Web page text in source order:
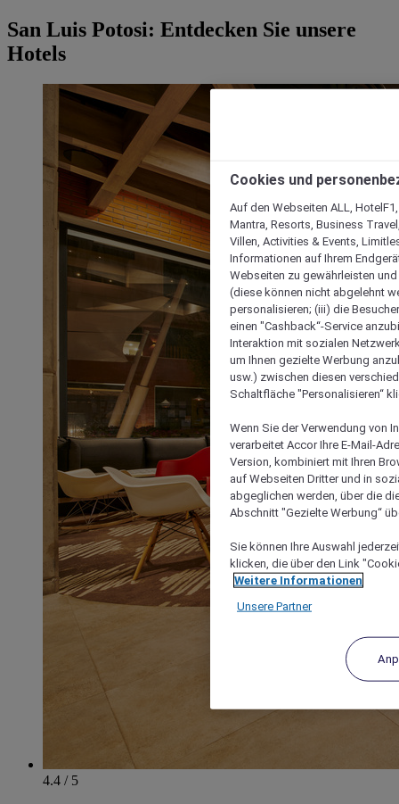
San Luis Potosi: Entdecken Sie unsere
Hotels
4.4 / 5
Cookies und
Auf den Webseiten ALL,
Mantra, Resorts, Business
Villen, Activities & Events,
Informationen auf Ihrem
Webseiten zu gewährleisten
(diese können nicht abgelehnt
personalisieren; (iii) die
einen "Cashback“-Service
Interaktion mit sozialen
um Ihnen gezielte Werbung
usw.) zwischen diesen
Schaltfläche "Personalisieren“
Wenn Sie der Verwendung von
verarbeitet Accor Ihre E-Mail-
Version, kombiniert mit Ihren
auf Webseiten Dritter und in
abgeglichen werden, über die
Abschnitt "Gezielte Werbung“
Sie können Ihre Auswahl
klicken, die über den Link
Weitere Informationen
Unsere Partner